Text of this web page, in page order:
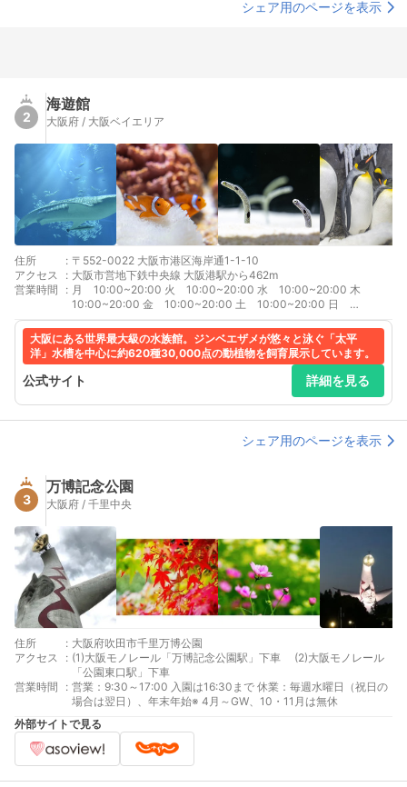
シェア用のページを表示
2
海遊館
大阪府 / 大阪ベイエリア
住所 : 〒552-0022 大阪市港区海岸通1-1-10
アクセス
: 大阪市営地下鉄中央線 大阪港駅から462m
営業時間
: 月 10:00~20:00 火 10:00~20:00 水 10:00~20:00 木
10:00~20:00 金 10:00~20:00 土 10:00~20:00 日
09:30~20:00 営業時間は月によって変動ありますので、公式HP
をご確認ください。
大阪にある世界最大級の水族館。ジンベエザメが悠々と泳ぐ「太平
洋」水槽を中心に約620種30,000点の動植物を飼育展示しています。
公式サイト 詳細を見る
シェア用のページを表示
3
万博記念公園
大阪府 / 千里中央
住所 : 大阪府吹田市千里万博公園
アクセス
: (1)大阪モノレール「万博記念公園駅」下車 (2)大阪モノレール
「公園東口駅」下車
営業時間
: 営業：9:30～17:00 入園は16:30まで 休業：毎週水曜日（祝日の
場合は翌日）、年末年始※ 4月～GW、10・11月は無休
外部サイトで見る